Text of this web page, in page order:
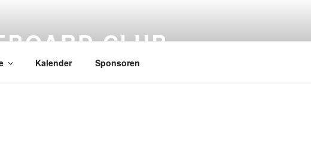
CLUB
Kalender Sponsoren